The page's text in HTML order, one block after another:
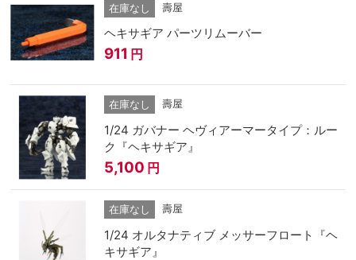
在庫なし 壽屋
ヘキサギア パーツリムーバー
911 円
在庫なし 壽屋
1/24 ガバナー ヘヴィアーマータイプ：ルー
ク『ヘキサギア』
5,100 円
在庫なし 壽屋
1/24 オルタナティブ メッサーフロート『ヘ
キサギア』